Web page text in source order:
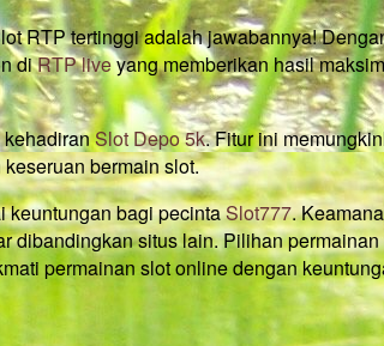
RTP tertinggi adalah jawabannya!
diRTP liveyang memberikan hasil
kehadiranSlot Depo 5k. Fitur ini
bermain slot.
keuntungan bagi pecintaSlot777.
dibandingkan situs lain. Pilihan
permainan slot online dengan